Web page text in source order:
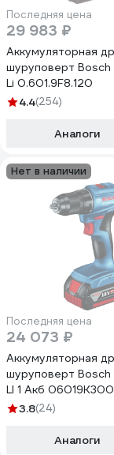
Последняя цена
29 983 ₽
Аккумуляторная
шуруповерт Bosch
Li 0.601.9F8.120
4.4(254)
Аналоги
Нет в наличии
Последняя цена
24 073 ₽
Аккумуляторная
шуруповерт Bosch
LI 1 Акб
3.8(24)
Аналоги